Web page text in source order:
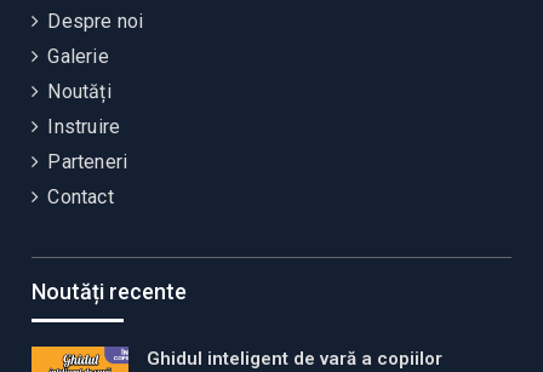
Despre noi
Galerie
Noutăți
Instruire
Parteneri
Contact
Noutăți recente
Ghidul inteligent de vară a copiilor